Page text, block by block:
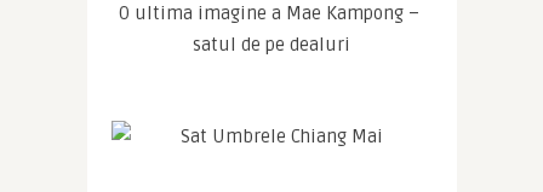
O ultima imagine a Mae Kampong –
satul de pe dealuri